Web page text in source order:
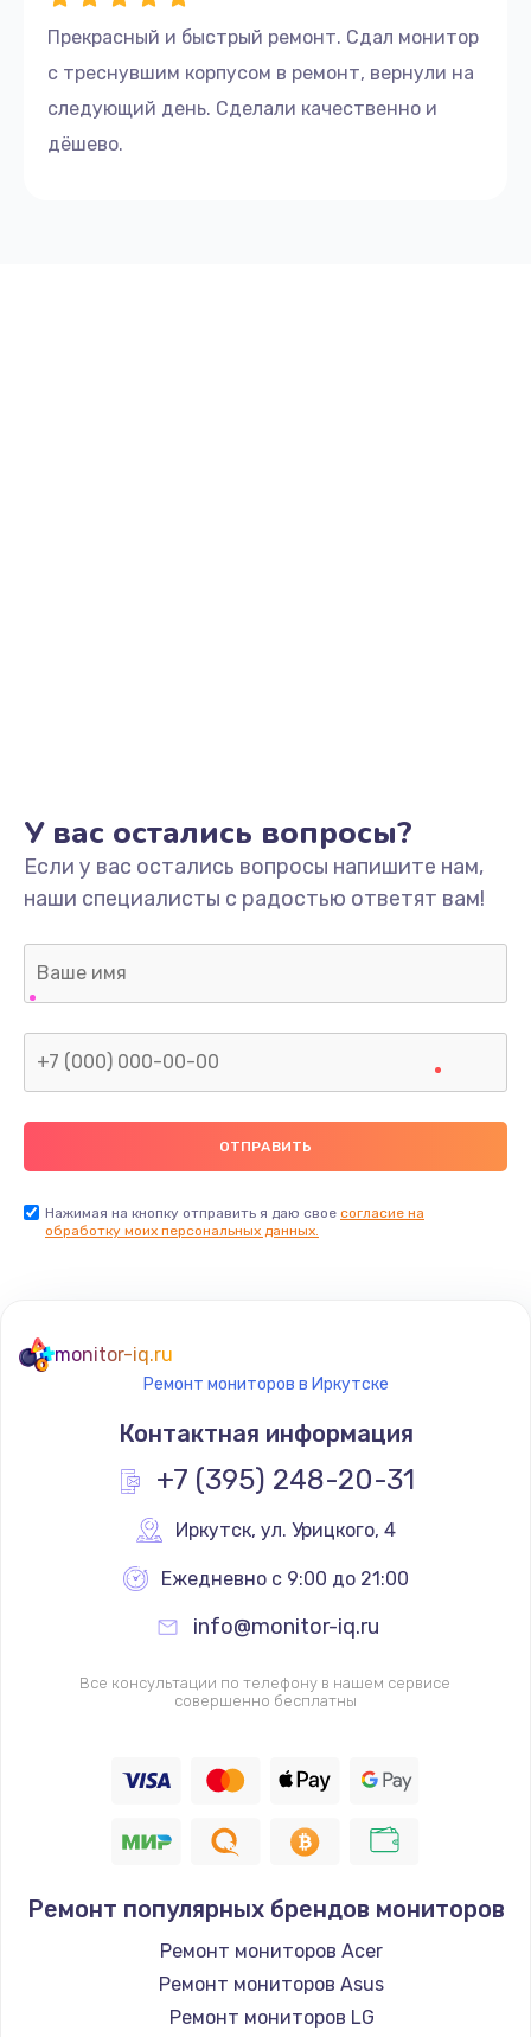
Прекрасный и быстрый ремонт. Сдал монитор
с треснувшим корпусом в ремонт, вернули на
следующий день. Сделали качественно и
дёшево.
У вас остались вопросы?
Если у вас остались вопросы напишите нам,
наши специалисты с радостью ответят вам!
Нажимая на кнопку отправить я даю свое согласие на
обработку моих персональных данных.
monitor-iq.ru
Ремонт мониторов в Иркутске
Контактная информация
+7 (395) 248-20-31
Иркутск, ул. Урицкого, 4
Ежедневно с 9:00 до 21:00
info@monitor-iq.ru
Все консультации по телефону в нашем сервисе
совершенно бесплатны
Ремонт популярных брендов мониторов
Ремонт мониторов Acer
Ремонт мониторов Asus
Ремонт мониторов LG